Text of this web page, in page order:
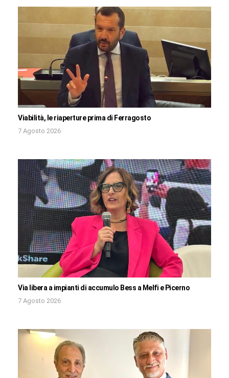
Viabilità, le riaperture prima di Ferragosto
7 Agosto 2026
Via libera a impianti di accumulo Bess a Melfi e Picerno
7 Agosto 2026